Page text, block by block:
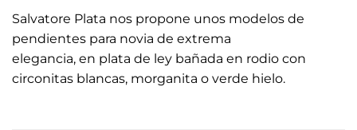
Salvatore Plata nos propone unos modelos de
pendientes para novia de extrema
elegancia, en plata de ley bañada en rodio con
circonitas blancas, morganita o verde hielo.